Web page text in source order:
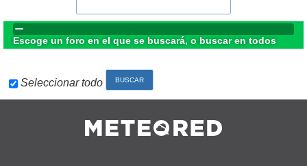
Escoge un foro en el que se buscará, o buscar en todos
Seleccionar todo